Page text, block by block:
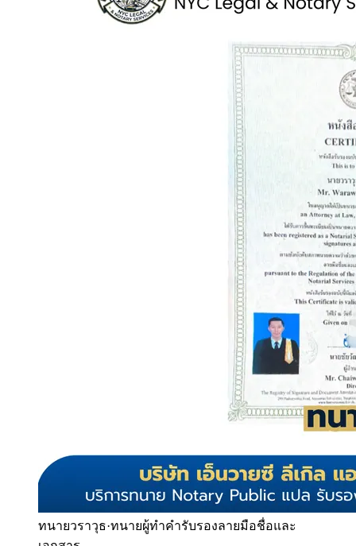
ทนายวราวุธ·ทนายผู้ทำคำรับรองลายมือชื่อและ